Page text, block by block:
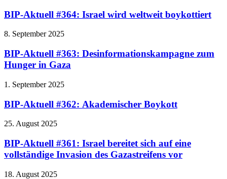
BIP-Aktuell #364: Israel wird weltweit boykottiert
8. September 2025
BIP-Aktuell #363: Desinformationskampagne zum
Hunger in Gaza
1. September 2025
BIP-Aktuell #362: Akademischer Boykott
25. August 2025
BIP-Aktuell #361: Israel bereitet sich auf eine
vollständige Invasion des Gazastreifens vor
18. August 2025